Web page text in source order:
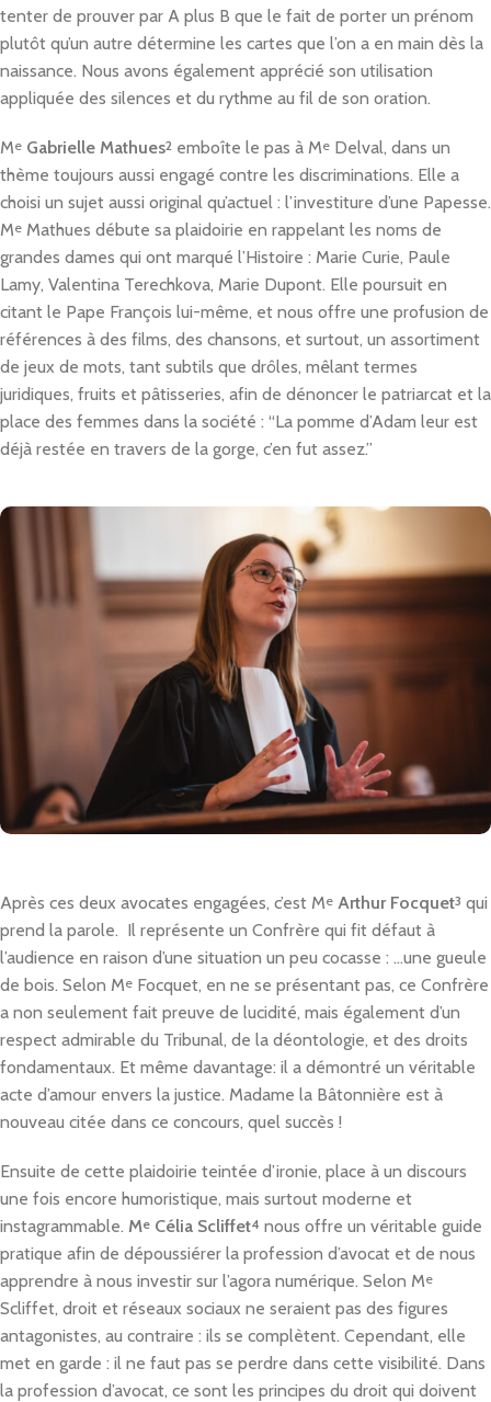
tenter de prouver par A plus B que le fait de porter un prénom
plutôt qu’un autre détermine les cartes que l’on a en main dès la
naissance. Nous avons également apprécié son utilisation
appliquée des silences et du rythme au fil de son oration.
Me Gabrielle Mathues2 emboîte le pas à Me Delval, dans un
thème toujours aussi engagé contre les discriminations. Elle a
choisi un sujet aussi original qu’actuel : l’investiture d’une Papesse.
Me Mathues débute sa plaidoirie en rappelant les noms de
grandes dames qui ont marqué l’Histoire : Marie Curie, Paule
Lamy, Valentina Terechkova, Marie Dupont. Elle poursuit en
citant le Pape François lui-même, et nous offre une profusion de
références à des films, des chansons, et surtout, un assortiment
de jeux de mots, tant subtils que drôles, mêlant termes
juridiques, fruits et pâtisseries, afin de dénoncer le patriarcat et la
place des femmes dans la société : “La pomme d’Adam leur est
déjà restée en travers de la gorge, c’en fut assez.”
Après ces deux avocates engagées, c’est Me Arthur Focquet3 qui
prend la parole. Il représente un Confrère qui fit défaut à
l’audience en raison d’une situation un peu cocasse : …une gueule
de bois. Selon Me Focquet, en ne se présentant pas, ce Confrère
a non seulement fait preuve de lucidité, mais également d’un
respect admirable du Tribunal, de la déontologie, et des droits
fondamentaux. Et même davantage: il a démontré un véritable
acte d’amour envers la justice. Madame la Bâtonnière est à
nouveau citée dans ce concours, quel succès !
Ensuite de cette plaidoirie teintée d’ironie, place à un discours
une fois encore humoristique, mais surtout moderne et
instagrammable. Me Célia Scliffet4 nous offre un véritable guide
pratique afin de dépoussiérer la profession d’avocat et de nous
apprendre à nous investir sur l’agora numérique. Selon Me
Scliffet, droit et réseaux sociaux ne seraient pas des figures
antagonistes, au contraire : ils se complètent. Cependant, elle
met en garde : il ne faut pas se perdre dans cette visibilité. Dans
la profession d’avocat, ce sont les principes du droit qui doivent